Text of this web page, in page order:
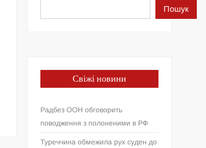
Пошук
Свіжі новини
Радбез ООН обговорить
поводження з полоненими в РФ
Туреччина обмежила рух суден до